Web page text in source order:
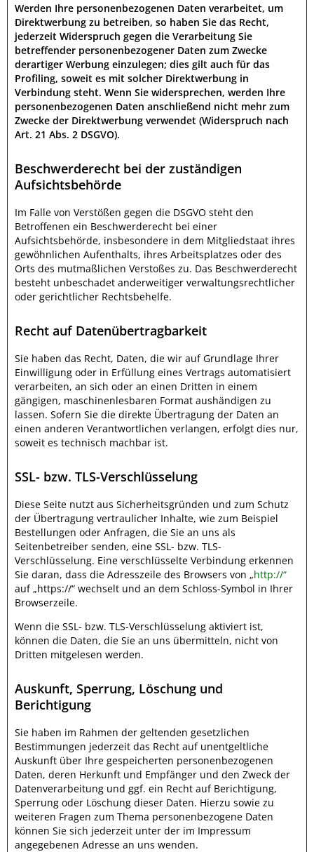
Werden Ihre personenbezogenen Daten verarbeitet, um
Direktwerbung zu betreiben, so haben Sie das Recht,
jederzeit Widerspruch gegen die Verarbeitung Sie
betreffender personenbezogener Daten zum Zwecke
derartiger Werbung einzulegen; dies gilt auch für das
Profiling, soweit es mit solcher Direktwerbung in
Verbindung steht. Wenn Sie widersprechen, werden Ihre
personenbezogenen Daten anschließend nicht mehr zum
Zwecke der Direktwerbung verwendet (Widerspruch nach
Art. 21 Abs. 2 DSGVO).
Beschwerderecht bei der zuständigen
Aufsichtsbehörde
Im Falle von Verstößen gegen die DSGVO steht den
Betroffenen ein Beschwerderecht bei einer
Aufsichtsbehörde, insbesondere in dem Mitgliedstaat ihres
gewöhnlichen Aufenthalts, ihres Arbeitsplatzes oder des
Orts des mutmaßlichen Verstoßes zu. Das Beschwerderecht
besteht unbeschadet anderweitiger verwaltungsrechtlicher
oder gerichtlicher Rechtsbehelfe.
Recht auf Datenübertragbarkeit
Sie haben das Recht, Daten, die wir auf Grundlage Ihrer
Einwilligung oder in Erfüllung eines Vertrags automatisiert
verarbeiten, an sich oder an einen Dritten in einem
gängigen, maschinenlesbaren Format aushändigen zu
lassen. Sofern Sie die direkte Übertragung der Daten an
einen anderen Verantwortlichen verlangen, erfolgt dies nur,
soweit es technisch machbar ist.
SSL- bzw. TLS-Verschlüsselung
Diese Seite nutzt aus Sicherheitsgründen und zum Schutz
der Übertragung vertraulicher Inhalte, wie zum Beispiel
Bestellungen oder Anfragen, die Sie an uns als
Seitenbetreiber senden, eine SSL- bzw. TLS-
Verschlüsselung. Eine verschlüsselte Verbindung erkennen
Sie daran, dass die Adresszeile des Browsers von „http://“
auf „https://“ wechselt und an dem Schloss-Symbol in Ihrer
Browserzeile.
Wenn die SSL- bzw. TLS-Verschlüsselung aktiviert ist,
können die Daten, die Sie an uns übermitteln, nicht von
Dritten mitgelesen werden.
Auskunft, Sperrung, Löschung und
Berichtigung
Sie haben im Rahmen der geltenden gesetzlichen
Bestimmungen jederzeit das Recht auf unentgeltliche
Auskunft über Ihre gespeicherten personenbezogenen
Daten, deren Herkunft und Empfänger und den Zweck der
Datenverarbeitung und ggf. ein Recht auf Berichtigung,
Sperrung oder Löschung dieser Daten. Hierzu sowie zu
weiteren Fragen zum Thema personenbezogene Daten
können Sie sich jederzeit unter der im Impressum
angegebenen Adresse an uns wenden.